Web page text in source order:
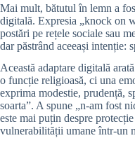
Mai mult, bătutul în lemn a
digitală. Expresia „knock on
postări pe rețele sociale sau
dar păstrând aceeași intenție:
Această adaptare digitală
o funcție religioasă, ci una
exprima modestie, prudență,
soarta”. A spune „n-am fost
este mai puțin despre
vulnerabilității umane într-un